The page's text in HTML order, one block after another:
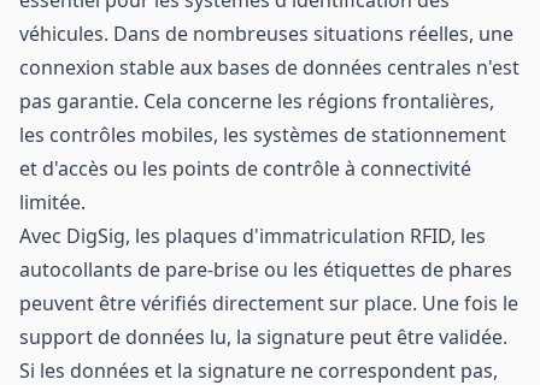
véhicules. Dans de nombreuses situations réelles, une
connexion stable aux bases de données centrales n'est
pas garantie. Cela concerne les régions frontalières,
les contrôles mobiles, les systèmes de stationnement
et d'accès ou les points de contrôle à connectivité
limitée.
Avec DigSig, les plaques d'immatriculation RFID, les
autocollants de pare-brise ou les étiquettes de phares
peuvent être vérifiés directement sur place. Une fois le
support de données lu, la signature peut être validée.
Si les données et la signature ne correspondent pas,